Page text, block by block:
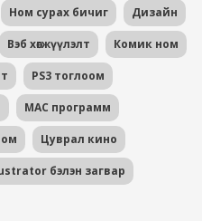
Ном сурах бичиг Дизайн
Вэб хөгжүүлэлт Комик ном
PS3 тоглоом
MAC программ
Цуврал кино
бэлэн загвар